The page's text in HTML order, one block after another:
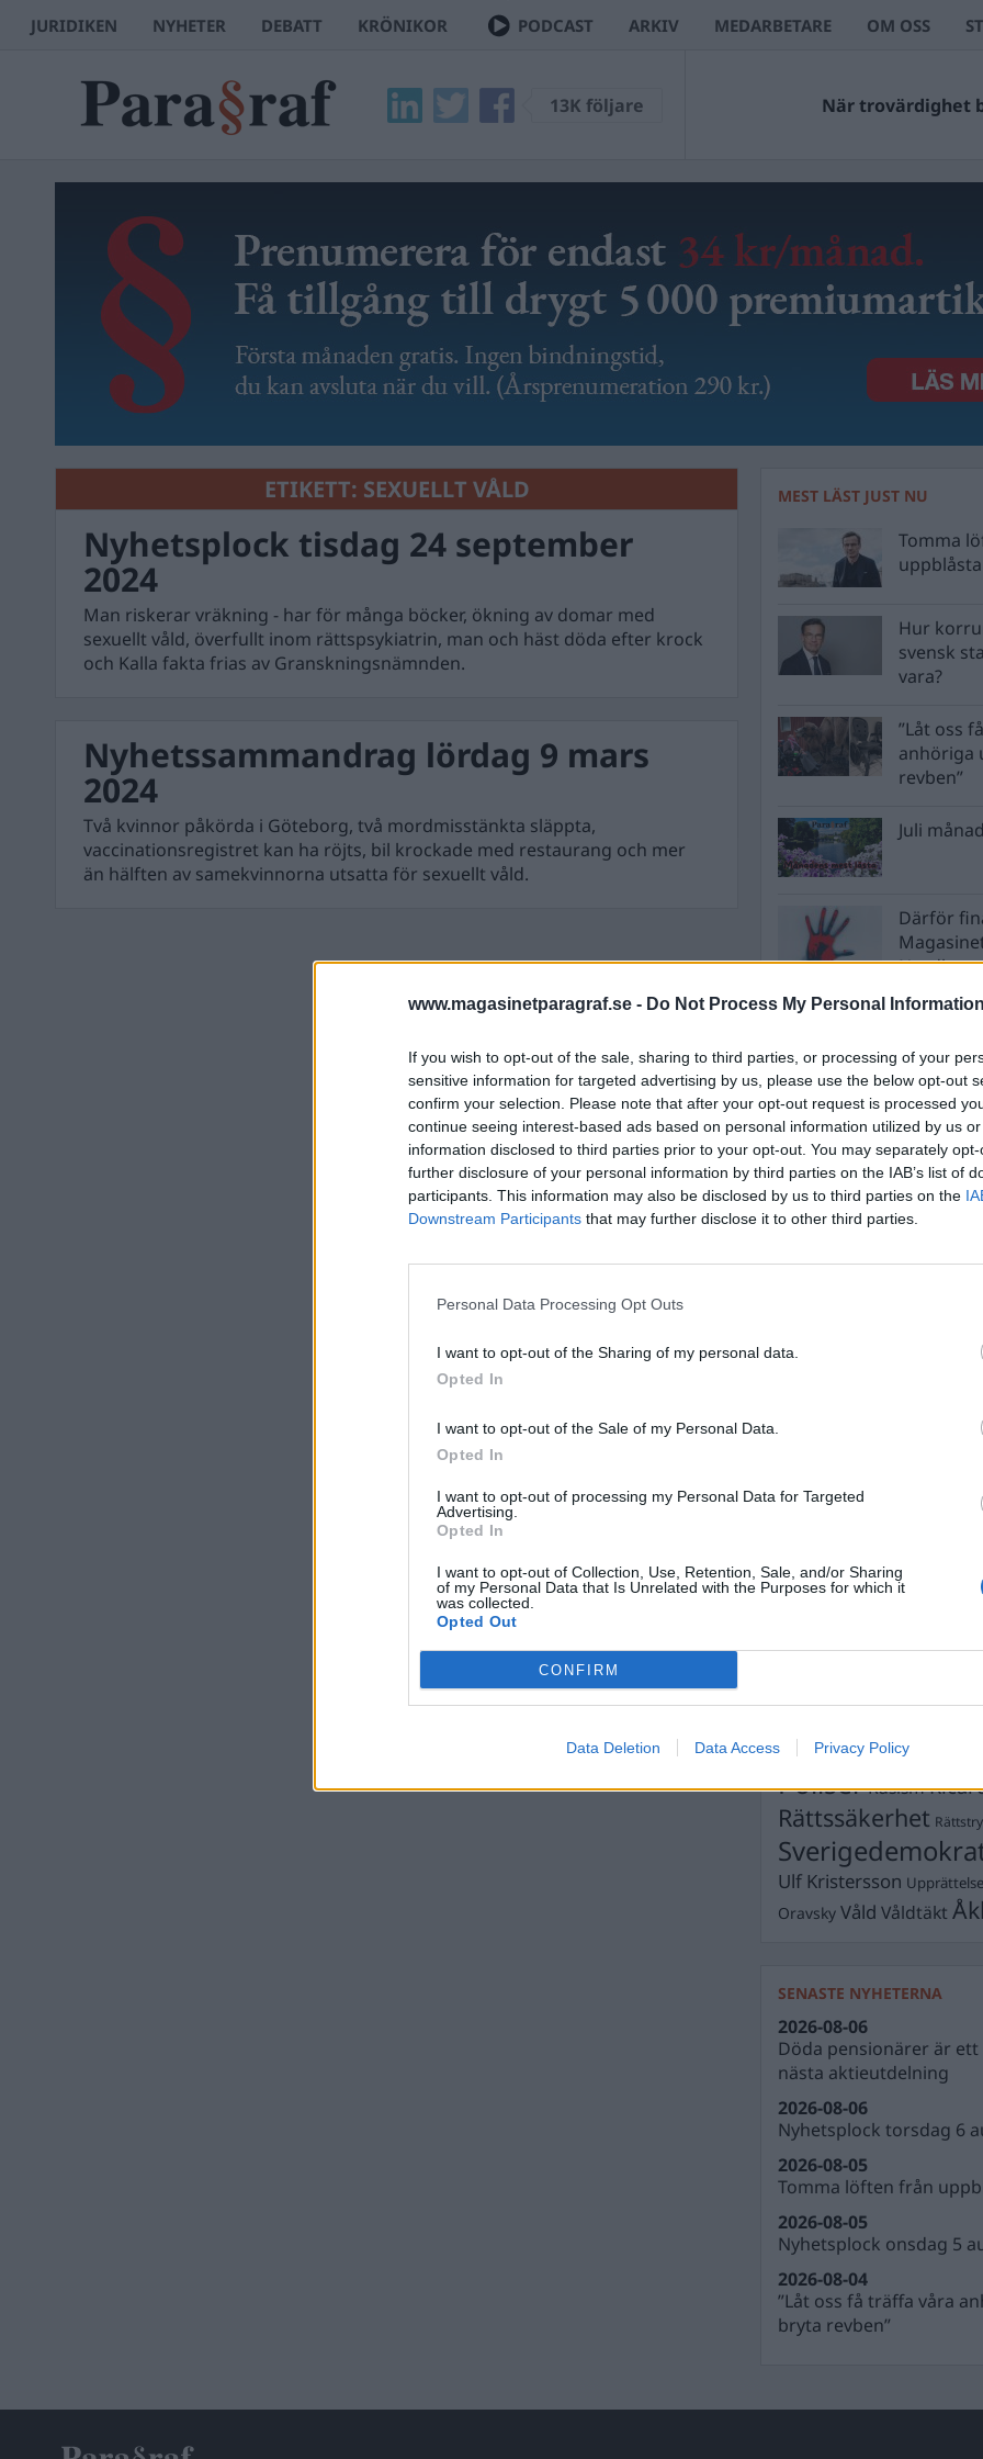
www.magasinetparagraf.se - Do Not Process My Personal Information
If you wish to opt-out of the sale, sharing to third parties, or processing of your
sensitive information for targeted advertising by us, please use the below opt-out
confirm your selection. Please note that after your opt-out request is processed
continue seeing interest-based ads based on personal information utilized by us
information disclosed to third parties prior to your opt-out. You may separately
further disclosure of your personal information by third parties on the IAB’s list of
participants. This information may also be disclosed by us to third parties on the
Downstream Participants that may further disclose it to other third parties.
Personal Data Processing Opt Outs
I want to opt-out of the Sharing of my personal data.
Opted In
I want to opt-out of the Sale of my Personal Data.
Opted In
I want to opt-out of processing my Personal Data for Targeted
Advertising.
Opted In
I want to opt-out of Collection, Use, Retention, Sale, and/or Sharing
of my Personal Data that Is Unrelated with the Purposes for which it
was collected.
Opted Out
CONFIRM
Data Deletion Data Access Privacy Policy
JURIDIKEN NYHETER DEBATT KRÖNIKOR PODCAST ARKIV MEDARBETARE OM OSS
13K följare När trovärdighet
ETIKETT: SEXUELLT VÅLD
Nyhetsplock tisdag 24 september
2024
Man riskerar vräkning - har för många böcker, ökning av domar med
sexuellt våld, överfullt inom rättspsykiatrin, man och häst döda efter krock
och Kalla fakta frias av Granskningsnämnden.
Nyhetssammandrag lördag 9 mars
2024
Två kvinnor påkörda i Göteborg, två mordmisstänkta släppta,
vaccinationsregistret kan ha röjts, bil krockade med restaurang och mer
än hälften av samekvinnorna utsatta för sexuellt våld.
MEST LÄST JUST NU
Tomma
Hur
svensk
vara?
”Låt oss
anhöriga
revben”
Juli
Därför
STÖD OSS
Stöd Para§raf –
högertrollen
PRENUMERERA PÅ
Börje R
Demokrati Dick
Fängelse Förhör
Jimmie Åkesson
LagarMichael
Silventoinen Petter Inedahl
PoliserRasism
Rättssäkerhet
Ulf Kristersson Upprättelse
Oravsky Våld Våldtäkt
SENASTE NYHETERNA
Döda pensionärer är
nästa aktieutdelning
2026-08-06
Nyhetsplock torsdag 6
2026-08-06
Tomma löften från
2026-08-05
Nyhetsplock onsdag 5
2026-08-05
”Låt oss få träffa våra
bryta revben”
2026-08-04